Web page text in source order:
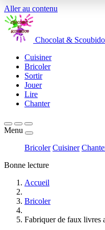
Aller au contenu
Chocolat &
Cuisiner
Bricoler
Sortir
Jouer
Lire
Chanter
Menu
Bricoler Cuisiner
Bonne lecture
Accueil
Bricoler
Fabriquer de faux livres